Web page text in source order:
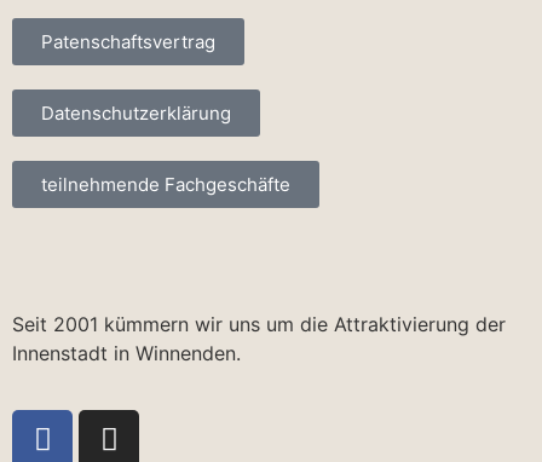
Patenschaftsvertrag
Datenschutzerklärung
teilnehmende Fachgeschäfte
Seit 2001 kümmern wir uns um die Attraktivierung der
Innenstadt in Winnenden.